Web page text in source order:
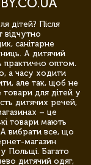
дітей? Після
санітарне
А дитячий
практично оптом.
а часу ходити
але так, щоб не
товари для дітей у
дитячих речей,
– це
товари мають
А вибрати все, що
магазин
Польщі. Багато
дитячий одяг,